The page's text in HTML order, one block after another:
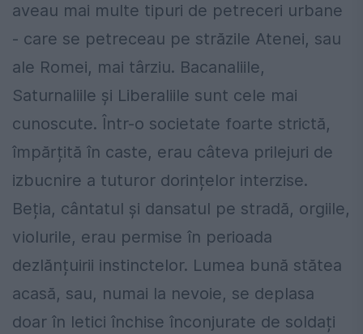
aveau mai multe tipuri de petreceri urbane
- care se petreceau pe străzile Atenei, sau
ale Romei, mai târziu. Bacanaliile,
Saturnaliile și Liberaliile sunt cele mai
cunoscute. Într-o societate foarte strictă,
împărțită în caste, erau câteva prilejuri de
izbucnire a tuturor dorințelor interzise.
Beția, cântatul și dansatul pe stradă, orgiile,
violurile, erau permise în perioada
dezlănțuirii instinctelor. Lumea bună stătea
acasă, sau, numai la nevoie, se deplasa
doar în letici închise înconjurate de soldați